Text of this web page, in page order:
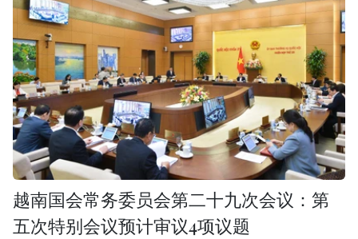
越南国会常务委员会第二十九次会议：第
五次特别会议预计审议4项议题